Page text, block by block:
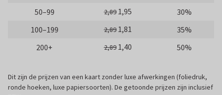
50–99
2,89 1,95
30%
100–199
2,89 1,81
35%
200+
2,89 1,40 50%
Dit zijn de prijzen van een kaart zonder luxe afwerkingen (foliedruk,
ronde hoeken, luxe papiersoorten). De getoonde prijzen zijn inclusief